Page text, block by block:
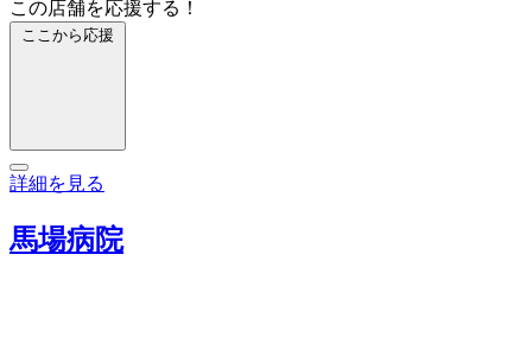
この店舗を応援する！
ここから応援
詳細を見る
馬場病院